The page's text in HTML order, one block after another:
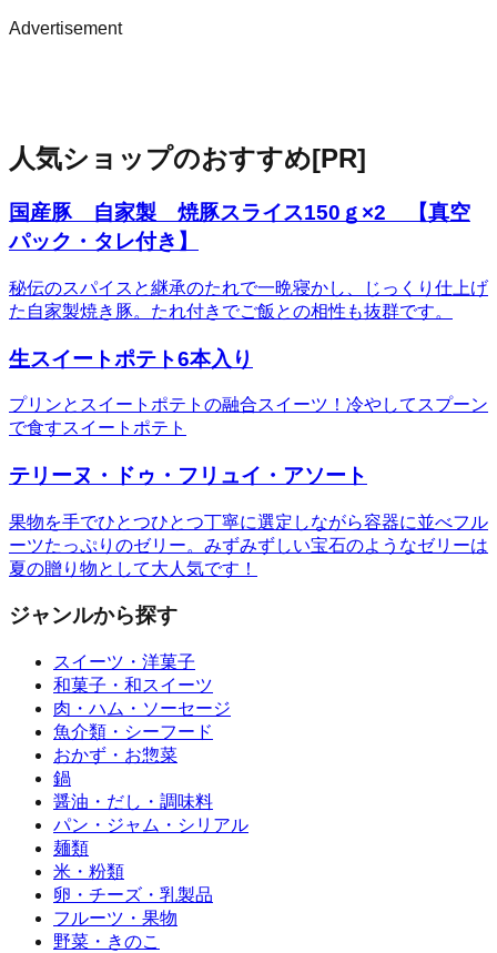
Advertisement
人気ショップのおすすめ[PR]
国産豚 自家製 焼豚スライス150ｇ×2 【真空
パック・タレ付き】
秘伝のスパイスと継承のたれで一晩寝かし、じっくり仕上げ
た自家製焼き豚。たれ付きでご飯との相性も抜群です。
生スイートポテト6本入り
プリンとスイートポテトの融合スイーツ！冷やしてスプーン
で食すスイートポテト
テリーヌ・ドゥ・フリュイ・アソート
果物を手でひとつひとつ丁寧に選定しながら容器に並べフル
ーツたっぷりのゼリー。みずみずしい宝石のようなゼリーは
夏の贈り物として大人気です！
ジャンルから探す
スイーツ・洋菓子
和菓子・和スイーツ
肉・ハム・ソーセージ
魚介類・シーフード
おかず・お惣菜
鍋
醤油・だし・調味料
パン・ジャム・シリアル
麺類
米・粉類
卵・チーズ・乳製品
フルーツ・果物
野菜・きのこ